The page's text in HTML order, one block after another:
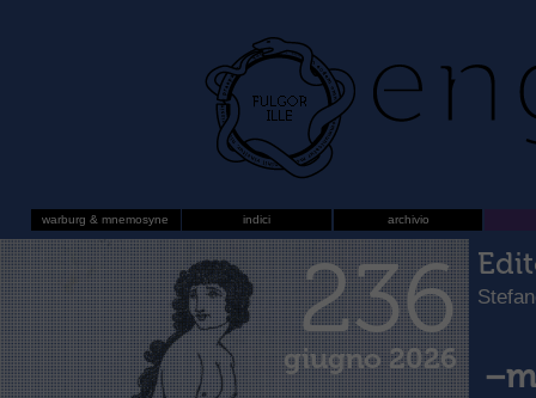
warburg & mnemosyne indici archivio
236
giugno 2026